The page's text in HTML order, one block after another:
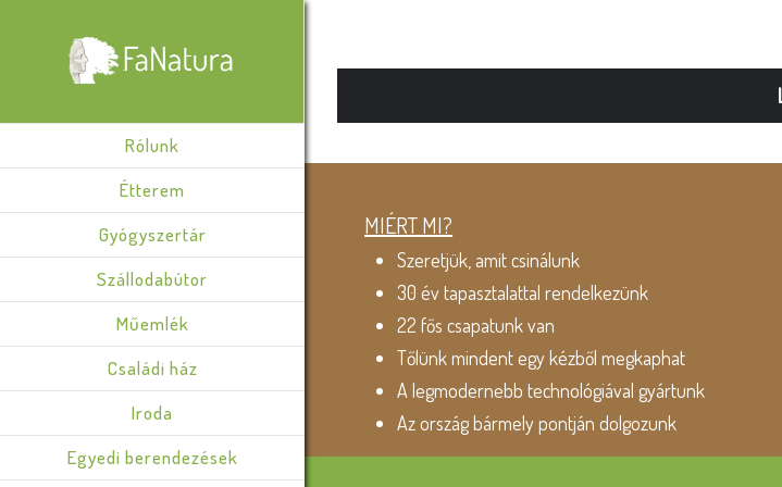
Rólunk
Étterem
Gyógyszertár
Szállodabútor
Műemlék
Családi ház
Iroda
Egyedi berendezések
MIÉRT MI?
Szeretjük, amit csinálunk
30 év tapasztalattal rendelkezünk
22 fős csapatunk van
Tőlünk mindent egy kézből megkaphat
A legmodernebb technológiával gyártunk
Az ország bármely pontján dolgozunk